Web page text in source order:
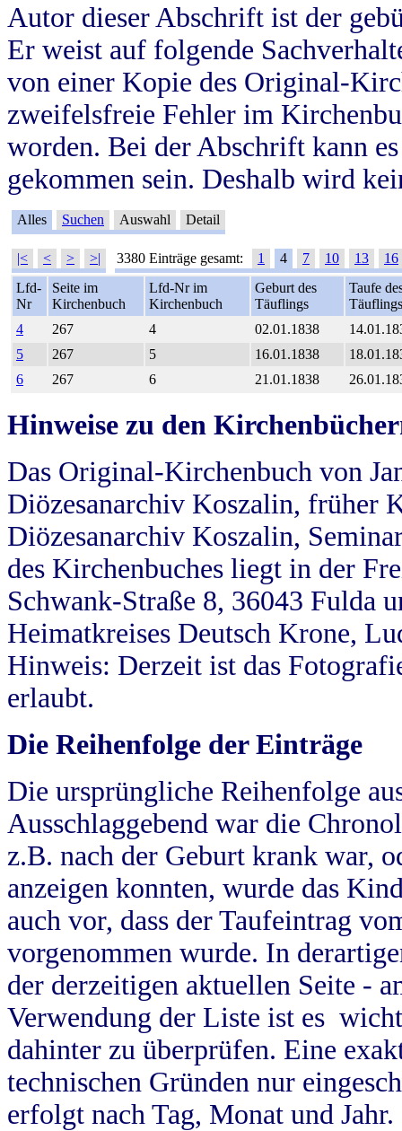
Autor dieser Abschrift ist der
Er weist auf folgende
von einer Kopie des Original-
zweifelsfreie Fehler im
worden. Bei der Abschrift kann
gekommen sein. Deshalb wird
Alles Suchen Auswahl Detail
|< < > >| 3380 Einträge gesamt: 1 4 7 10 13
16
Lfd-
Nr
Seite im
Kirchenbuch
Lfd-Nr im
Kirchenbuch
Geburt des
Täuflings
Taufe
Täuflings
4
267 4 02.01.1838
5
267 5 16.01.1838
6
267 6 21.01.1838
Hinweise zu den
Das Original-Kirchenbuch von
Diözesanarchiv Koszalin, früher
Diözesanarchiv Koszalin,
des Kirchenbuches liegt in der
Schwank-Straße 8, 36043 Fulda
Heimatkreises Deutsch Krone,
Hinweis: Derzeit ist das
erlaubt.
Die Reihenfolge der Einträge
Die ursprüngliche Reihenfolge
Ausschlaggebend war die
z.B. nach der Geburt krank war,
anzeigen konnten, wurde das
auch vor, dass der Taufeintrag
vorgenommen wurde. In
der derzeitigen aktuellen Seite -
Verwendung der Liste ist es
dahinter zu überprüfen. Eine
technischen Gründen nur
erfolgt nach Tag, Monat und Jahr.